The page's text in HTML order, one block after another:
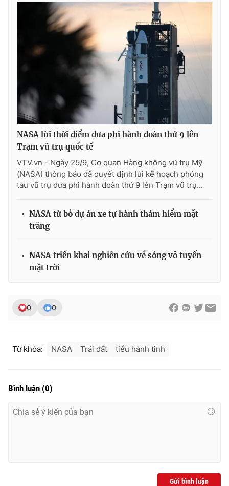
Ðiện thoại Thời báo VTV:024.66 897 897
toasoan@vtv.vn
Liên hệ quảng cáo:024-7300.7108
® Cấm sao chép dưới mọi hình thức nếu không có sự chấp
thuận bằng văn bản. Ghi rõ nguồn VTV.vn khi phát hành lại
NASA lùi thời điểm đưa phi hành đoàn thứ 9 lên
Trạm vũ trụ quốc tế
VTV.vn - Ngày 25/9, Cơ quan Hàng không vũ trụ Mỹ
(NASA) thông báo đã quyết định lùi kế hoạch phóng
tàu vũ trụ đưa phi hành đoàn thứ 9 lên Trạm vũ trụ...
NASA từ bỏ dự án xe tự hành thám hiểm mặt
trăng
NASA triển khai nghiên cứu về sóng vô tuyến
mặt trời
0 0
Từ khóa: NASA Trái đất tiểu hành tinh
Bình luận (0)
Gửi bình luận